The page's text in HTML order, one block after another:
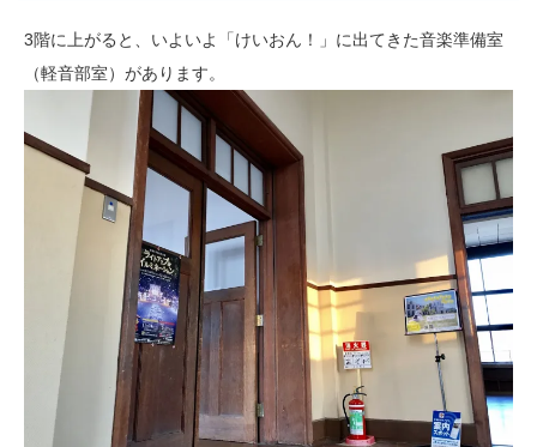
3階に上がると、いよいよ「けいおん！」に出てきた音楽準備室
（軽音部室）があります。